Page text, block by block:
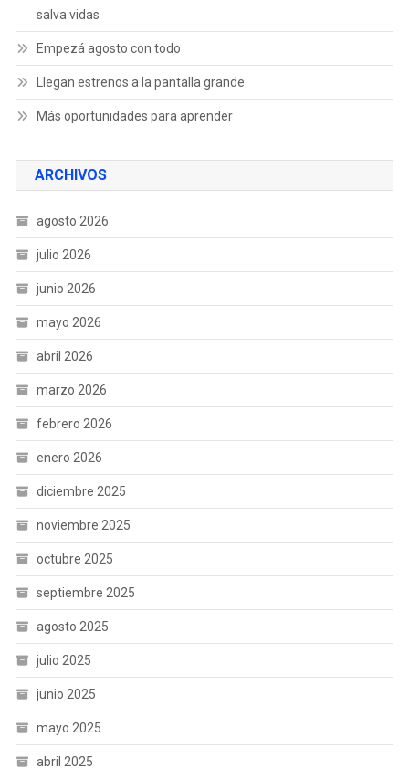
salva vidas
Empezá agosto con todo
Llegan estrenos a la pantalla grande
Más oportunidades para aprender
ARCHIVOS
agosto 2026
julio 2026
junio 2026
mayo 2026
abril 2026
marzo 2026
febrero 2026
enero 2026
diciembre 2025
noviembre 2025
octubre 2025
septiembre 2025
agosto 2025
julio 2025
junio 2025
mayo 2025
abril 2025